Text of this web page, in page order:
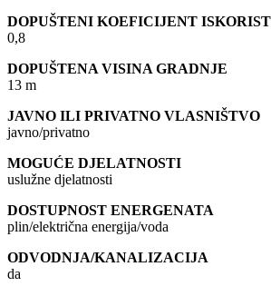
DOPUŠTENI KOEFICIJENT
0,8
DOPUŠTENA VISINA GRADNJE
13 m
JAVNO ILI PRIVATNO VLASNIŠTVO
javno/privatno
MOGUĆE DJELATNOSTI
uslužne djelatnosti
DOSTUPNOST ENERGENATA
plin/električna energija/voda
ODVODNJA/KANALIZACIJA
da